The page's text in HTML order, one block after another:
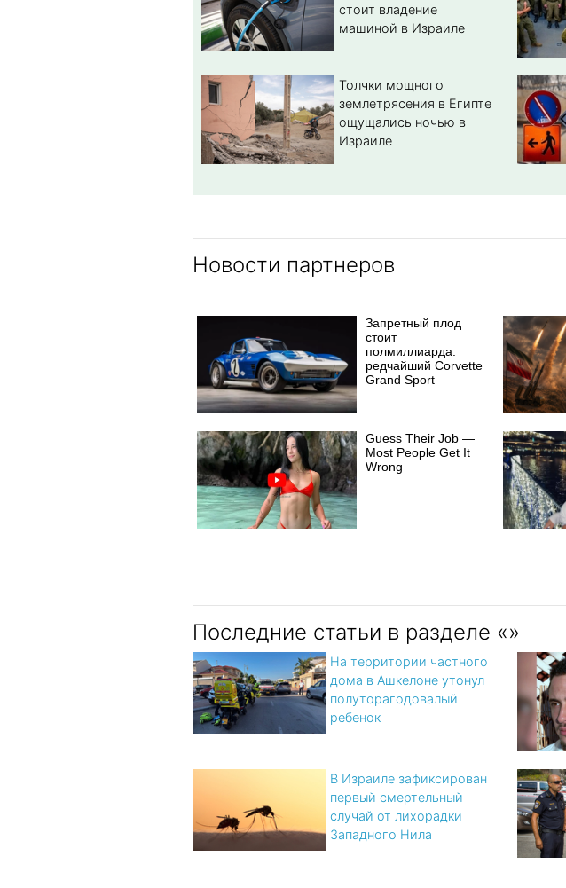
стоит владение
машиной в Израиле
Толчки мощного
землетрясения в Египте
ощущались ночью в
Израиле
Новости партнеров
Запретный плод
стоит
полмиллиарда:
редчайший Corvette
Grand Sport
Guess Their Job —
Most People Get It
Wrong
Последние статьи в разделе «»
На территории частного
дома в Ашкелоне утонул
полуторагодовалый
ребенок
В Израиле зафиксирован
первый смертельный
случай от лихорадки
Западного Нила